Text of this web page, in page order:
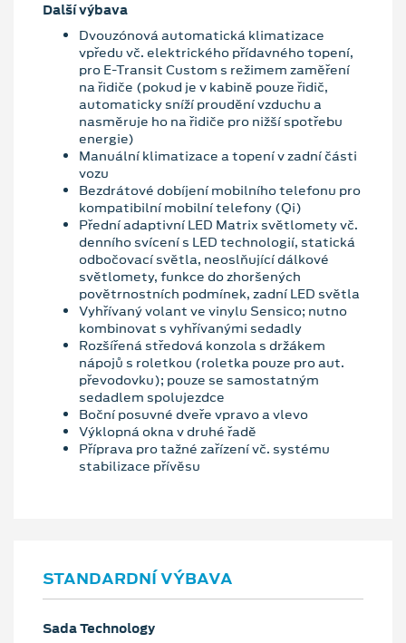
Další výbava
Dvouzónová automatická klimatizace
vpředu vč. elektrického přídavného topení,
pro E-Transit Custom s režimem zaměření
na řidiče (pokud je v kabině pouze řidič,
automaticky sníží proudění vzduchu a
nasměruje ho na řidiče pro nižší spotřebu
energie)
Manuální klimatizace a topení v zadní části
vozu
Bezdrátové dobíjení mobilního telefonu pro
kompatibilní mobilní telefony (Qi)
Přední adaptivní LED Matrix světlomety vč.
denního svícení s LED technologií, statická
odbočovací světla, neoslňující dálkové
světlomety, funkce do zhoršených
povětrnostních podmínek, zadní LED světla
Vyhřívaný volant ve vinylu Sensico; nutno
kombinovat s vyhřívanými sedadly
Rozšířená středová konzola s držákem
nápojů s roletkou (roletka pouze pro aut.
převodovku); pouze se samostatným
sedadlem spolujezdce
Boční posuvné dveře vpravo a vlevo
Výklopná okna v druhé řadě
Příprava pro tažné zařízení vč. systému
stabilizace přívěsu
STANDARDNÍ VÝBAVA
Sada Technology